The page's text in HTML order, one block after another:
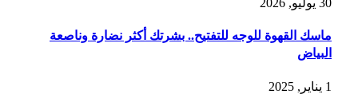
ماسك القهوة للوجه للتفتيح.. بشرتك أكثر نضارة وناصعة
البياض
1 يناير, 2025